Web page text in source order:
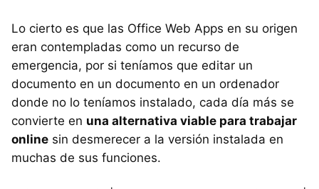
Lo cierto es que las Office Web Apps en su origen
eran contempladas como un recurso de
emergencia, por si teníamos que editar un
documento en un documento en un ordenador
donde no lo teníamos instalado, cada día más se
convierte en una alternativa viable para trabajar
online sin desmerecer a la versión instalada en
muchas de sus funciones.